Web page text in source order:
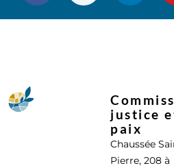
justice
paix
Chaussée
Pierre, 208 à